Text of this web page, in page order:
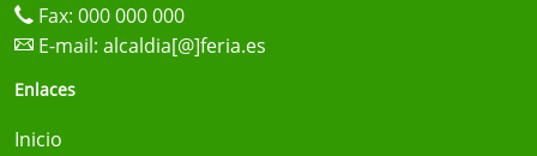
Fax: 000 000 000
E-mail: alcaldia[@]feria.es
Enlaces
Inicio